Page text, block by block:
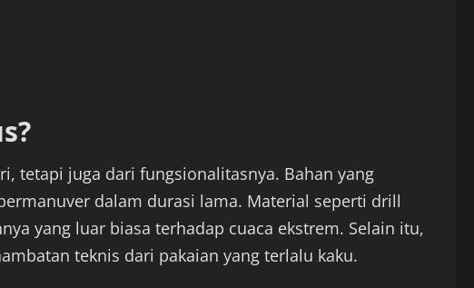
tetapi juga dari fungsionalitasnya. Bahan yang
dalam durasi lama. Material seperti drill
yang luar biasa terhadap cuaca ekstrem. Selain itu,
teknis dari pakaian yang terlalu kaku.